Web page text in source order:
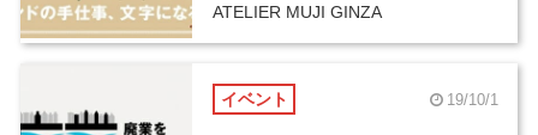
ATELIER MUJI GINZA
イベント 19/10/1